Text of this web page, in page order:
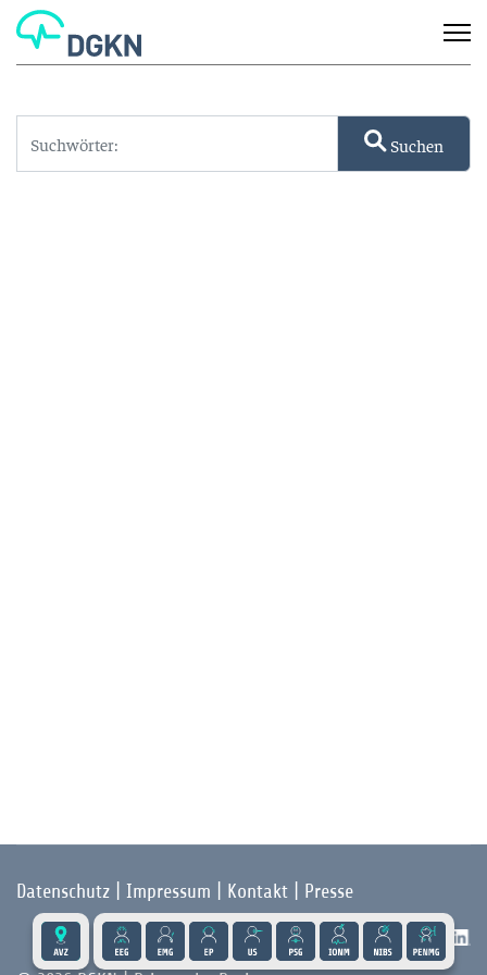
Suchen
Datenschutz Impressum Kontakt Presse
Folgen Sie der DGKN auf X und LinkedIn: